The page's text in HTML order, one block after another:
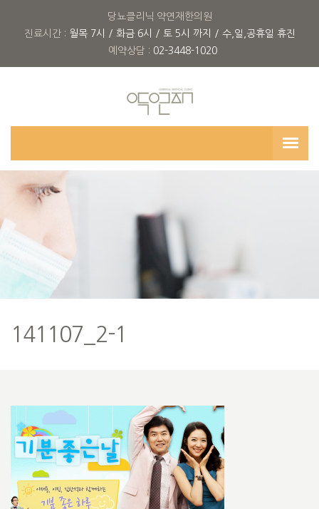
당뇨클리닉 약연재한의원
진료시간 : 월목 7시 / 화금 6시 / 토 5시 까지 / 수,일,공휴일 휴진
예약상담 : 02-3448-1020
141107_2-1